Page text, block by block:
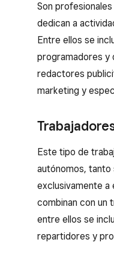
Son
dedican a
Entre ellos se
programadores y
redactores
marketing y
Este tipo de
autónomos, tanto
exclusivamente a
combinan con un
entre ellos se
repartidores y